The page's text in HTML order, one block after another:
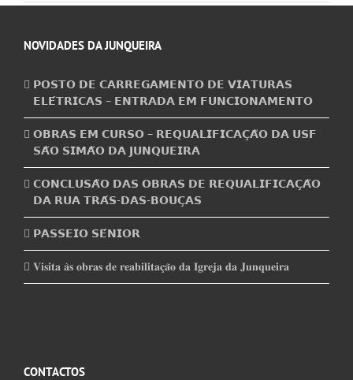
NOVIDADES DA JUNQUEIRA
𝗣𝗢𝗦𝗧𝗢 𝗗𝗘 𝗖𝗔𝗥𝗥𝗘𝗚𝗔𝗠𝗘𝗡𝗧𝗢 𝗗𝗘 𝗩𝗜𝗔𝗧𝗨𝗥𝗔𝗦
𝗘𝗟𝗘́𝗧𝗥𝗜𝗖𝗔𝗦 – 𝗘𝗡𝗧𝗥𝗔𝗗𝗔 𝗘𝗠 𝗙𝗨𝗡𝗖𝗜𝗢𝗡𝗔𝗠𝗘𝗡𝗧𝗢
𝗢𝗕𝗥𝗔𝗦 𝗘𝗠 𝗖𝗨𝗥𝗦𝗢 – 𝗥𝗘𝗤𝗨𝗔𝗟𝗜𝗙𝗜𝗖𝗔𝗖̧𝗔̃𝗢 𝗗𝗔 𝗨𝗦𝗙
𝗦𝗔̃𝗢 𝗦𝗜𝗠𝗔̃𝗢 𝗗𝗔 𝗝𝗨𝗡𝗤𝗨𝗘𝗜𝗥𝗔
𝗖𝗢𝗡𝗖𝗟𝗨𝗦𝗔̃𝗢 𝗗𝗔𝗦 𝗢𝗕𝗥𝗔𝗦 𝗗𝗘 𝗥𝗘𝗤𝗨𝗔𝗟𝗜𝗙𝗜𝗖𝗔𝗖̧𝗔̃𝗢
𝗗𝗔 𝗥𝗨𝗔 𝗧𝗥𝗔́𝗦-𝗗𝗔𝗦-𝗕𝗢𝗨𝗖̧𝗔𝗦
𝗣𝗔𝗦𝗦𝗘𝗜𝗢 𝗦𝗘́𝗡𝗜𝗢𝗥
𝐕𝐢𝐬𝐢𝐭𝐚 𝐚̀𝐬 𝐨𝐛𝐫𝐚𝐬 𝐝𝐞 𝐫𝐞𝐚𝐛𝐢𝐥𝐢𝐭𝐚𝐜̧𝐚̃𝐨 𝐝𝐚 𝐈𝐠𝐫𝐞𝐣𝐚 𝐝𝐚 𝐉𝐮𝐧𝐪𝐮𝐞𝐢𝐫𝐚
CONTACTOS